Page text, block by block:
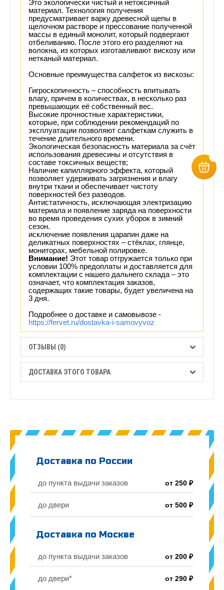
Это экологически чистый и нетоксичный
материал. Технология получения
предусматривает варку древесной щепы в
щелочном растворе и прессование полученной
массы в единый монолит, который подвергают
отбеливанию. После этого его разделяют на
волокна, из которых изготавливают вискозу или
нетканый материал.
Основные преимущества салфеток из вискозы:
Гигроскопичность – способность впитывать
влагу, причем в количествах, в несколько раз
превышающих её собственный вес.
Высокие прочностные характеристики,
которые, при соблюдении рекомендаций по
эксплуатации позволяют салфеткам служить в
течение длительного времени.
Экологическая безопасность материала за счёт
использования древесины и отсутствия в
составе токсичных веществ;
Наличие капиллярного эффекта, который
позволяет удерживать загрязнения и влагу
внутри ткани и обеспечивает чистоту
поверхностей без разводов.
Антистатичность, исключающая электризацию
материала и появление заряда на поверхности
во время проведения сухих уборок в зимний
сезон.
исключение появления царапин даже на
деликатных поверхностях – стёклах, глянце,
мониторах, мебельной полировке.
Внимание! Этот товар отгружается только при
условии 100% предоплаты и доставляется для
комплектации с нашего дальнего склада – это
означает, что комплектация заказов,
содержащих такие товары, будет увеличена на
3 дня.
Подробнее о доставке и самовывозе -
https://fervet.ru/dostavka-i-samovyvoz
ОТЗЫВЫ (0)
ДОСТАВКА ЭТОГО ТОВАРА
Доставка по России
до пункта выдачи заказов от 250 ₽
до двери от 500 ₽
Доставка по Москве
до пункта выдачи заказов от 200 ₽
до двери* от 290 ₽